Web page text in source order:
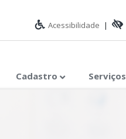
Acessibilidade |
Cadastro Serviços